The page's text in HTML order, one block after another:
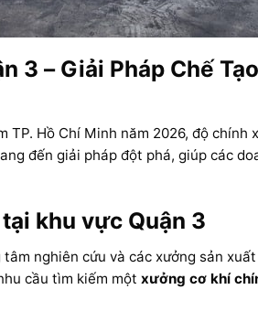
– Giải Pháp Chế
Hồ Chí Minh năm 2026, độ
đến giải pháp đột phá, giúp các
khu vực Quận 3
nghiên cứu và các xưởng sản
cầu tìm kiếm một xưởng cơ khí